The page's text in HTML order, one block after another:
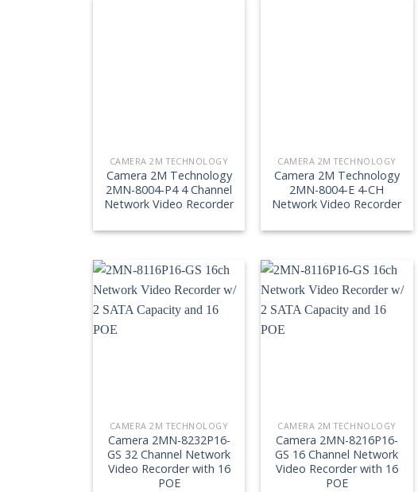
CAMERA 2M TECHNOLOGY
Camera 2M Technology
2MN-8004-P4 4 Channel
Network Video Recorder
CAMERA 2M TECHNOLOGY
Camera 2M Technology
2MN-8004-E 4-CH
Network Video Recorder
CAMERA 2M TECHNOLOGY
Camera 2MN-8232P16-
GS 32 Channel Network
Video Recorder with 16
POE
CAMERA 2M TECHNOLOGY
Camera 2MN-8216P16-
GS 16 Channel Network
Video Recorder with 16
POE